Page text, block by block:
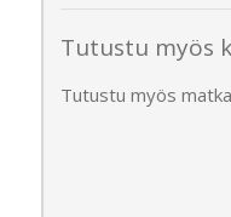
Tutustu myös
Tutustu myös